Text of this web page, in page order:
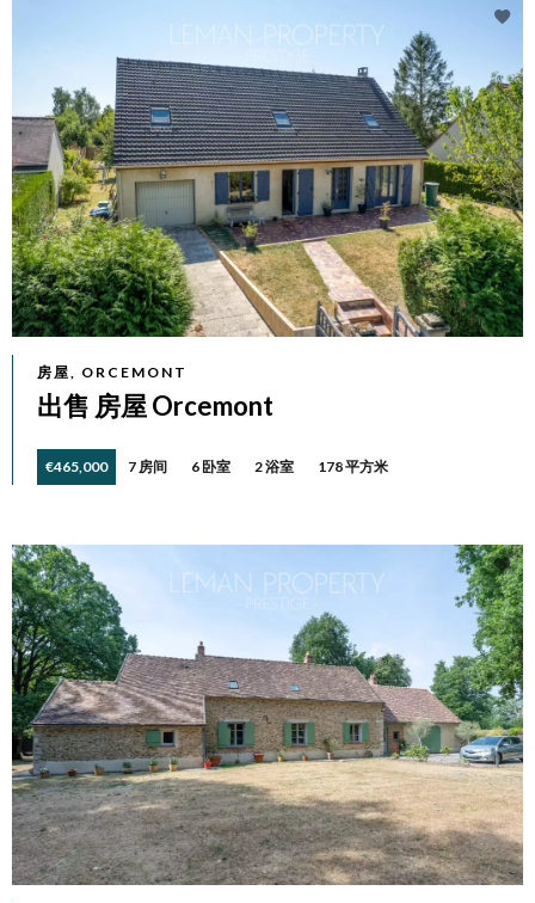
房屋, ORCEMONT
出售 房屋 Orcemont
€465,000 7 房间 6 卧室 2 浴室 178 平方米